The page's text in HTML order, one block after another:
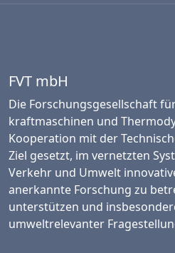
FVT mbH
Die Forschungsgesellschaft
kraftmaschinen und
Kooperation mit der
Ziel gesetzt, im vernetzten
Verkehr und Umwelt
anerkannte Forschung zu
unterstützen und
umweltrelevanter